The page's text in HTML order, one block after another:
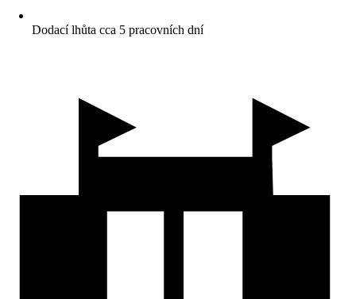
Dodací lhůta cca 5 pracovních dní